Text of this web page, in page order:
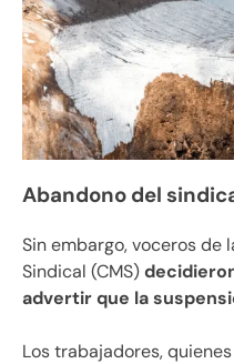
Abandono del
Sin embargo, voceros de
Sindical (CMS)
advertir que la
Los trabajadores,